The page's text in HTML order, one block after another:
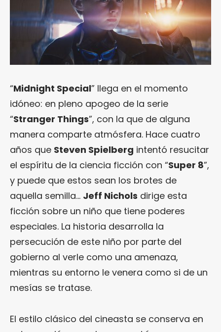
“Midnight Special” llega en el momento
idóneo: en pleno apogeo de la serie
“Stranger Things”, con la que de alguna
manera comparte atmósfera. Hace cuatro
años que Steven Spielberg intentó resucitar
el espíritu de la ciencia ficción con “Super 8”,
y puede que estos sean los brotes de
aquella semilla… Jeff Nichols dirige esta
ficción sobre un niño que tiene poderes
especiales. La historia desarrolla la
persecución de este niño por parte del
gobierno al verle como una amenaza,
mientras su entorno le venera como si de un
mesías se tratase.
El estilo clásico del cineasta se conserva en